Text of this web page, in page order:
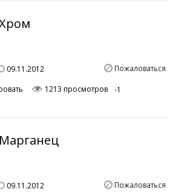
09.11.2012 Пожаловаться
1213 просмотров -1
09.11.2012 Пожаловаться